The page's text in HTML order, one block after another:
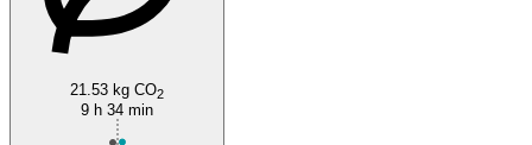
21.53 kg CO2
9 h 34 min